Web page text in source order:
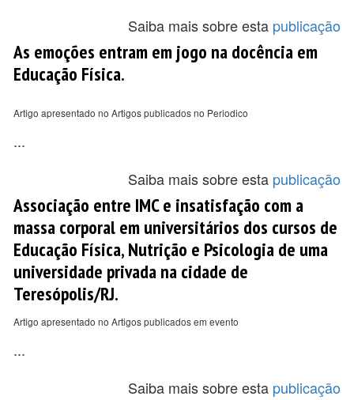
Saiba mais sobre esta publicação
As emoções entram em jogo na docência em
Educação Física.
Artigo apresentado no Artigos publicados no Periodico
...
Saiba mais sobre esta publicação
Associação entre IMC e insatisfação com a
massa corporal em universitários dos cursos de
Educação Física, Nutrição e Psicologia de uma
universidade privada na cidade de
Teresópolis/RJ.
Artigo apresentado no Artigos publicados em evento
...
Saiba mais sobre esta publicação